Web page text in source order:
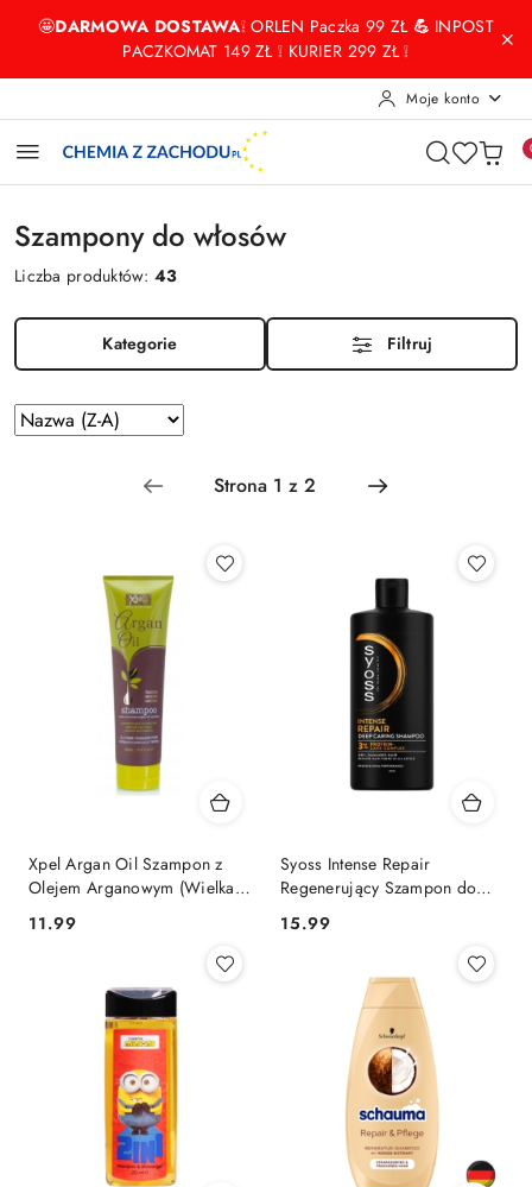
Przejdź do treści głównej
Przejdź do wyszukiwarki
Przejdź do moje konto
Przejdź do menu głównego
Przejdź do stopki
🤩DARMOWA DOSTAWA❕ ORLEN Paczka 99 ZŁ💪 INPOST
PACZKOMAT 149 ZŁ ❕ KURIER 299 ZŁ ❕
Moje konto
Szampony do włosów
Liczba produktów:43
Kategorie Filtruj
Zastosowano
sortowanie:
Sortuj
według
Xpel Argan Oil Szampon z
Olejem Arganowym (Wielka
Brytania)
Cena:
11.99
Syoss Intense Repair
Regenerujący Szampon do
Włosów 440 ml
Cena:
15.99